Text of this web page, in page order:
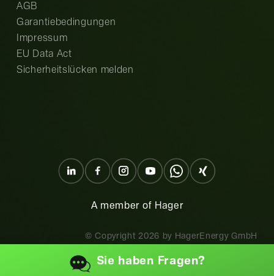
AGB
Garantiebedingungen
Impressum
EU Data Act
Sicherheitslücken melden
A member of Hager
© Copyright 2026 by HagerEnergy GmbH
Sie haben Fragen?